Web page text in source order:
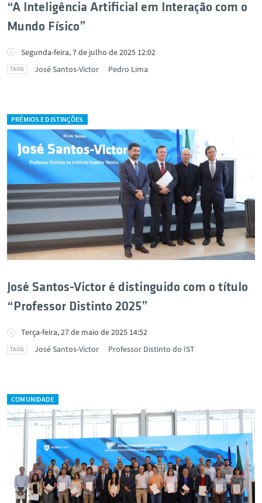
“A Inteligência Artificial em Interação com o
Mundo Físico”
Segunda-feira, 7 de julho de 2025 12:02
José Santos-Victor
Pedro Lima
PRÉMIOS E DISTINÇÕES
José Santos-Victor é distinguido com o título
“Professor Distinto 2025”
Terça-feira, 27 de maio de 2025 14:52
José Santos-Victor
Professor Distinto do IST
COMUNIDADE